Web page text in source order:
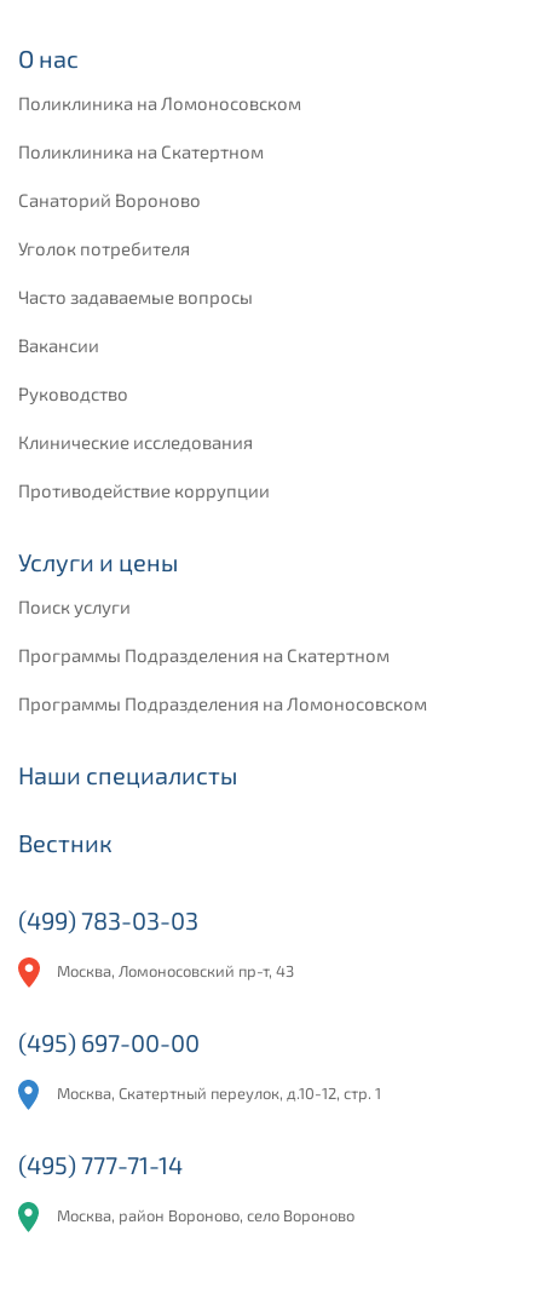
О нас
Поликлиника на Ломоносовском
Поликлиника на Скатертном
Санаторий Вороново
Уголок потребителя
Часто задаваемые вопросы
Вакансии
Руководство
Клинические исследования
Противодействие коррупции
Услуги и цены
Поиск услуги
Программы Подразделения на Скатертном
Программы Подразделения на Ломоносовском
Наши специалисты
Вестник
(499) 783-03-03
Москва, Ломоносовский пр-т, 43
(495) 697-00-00
Москва, Скатертный переулок, д.10-12, стр. 1
(495) 777-71-14
Москва, район Вороново, село Вороново